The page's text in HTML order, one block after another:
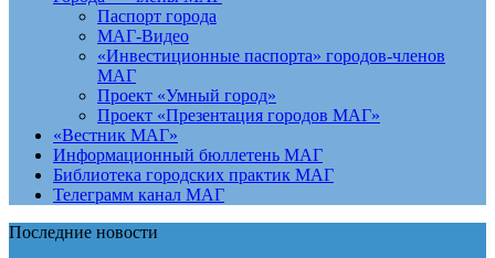
Паспорт города
МАГ-Видео
«Инвестиционные паспорта» городов-членов
МАГ
Проект «Умный город»
Проект «Презентация городов МАГ»
«Вестник МАГ»
Информационный бюллетень МАГ
Библиотека городских практик МАГ
Телеграмм канал МАГ
Последние новости